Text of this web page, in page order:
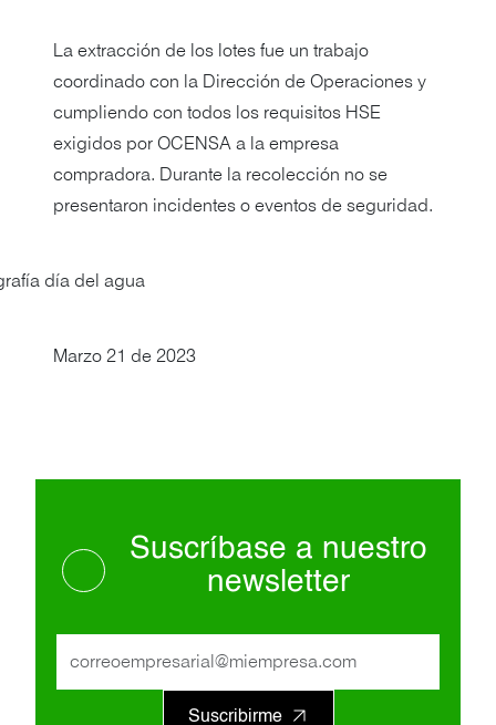
La extracción de los lotes fue un trabajo
coordinado con la Dirección de Operaciones y
cumpliendo con todos los requisitos HSE
exigidos por OCENSA a la empresa
compradora. Durante la recolección no se
presentaron incidentes o eventos de seguridad.
Marzo 21 de 2023
Suscríbase a nuestro
newsletter
Suscribirme